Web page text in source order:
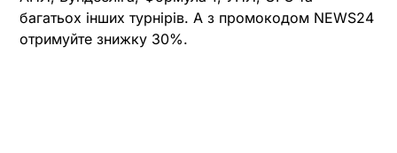
багатьох інших турнірів. А з промокодом NEWS24
отримуйте знижку 30%.